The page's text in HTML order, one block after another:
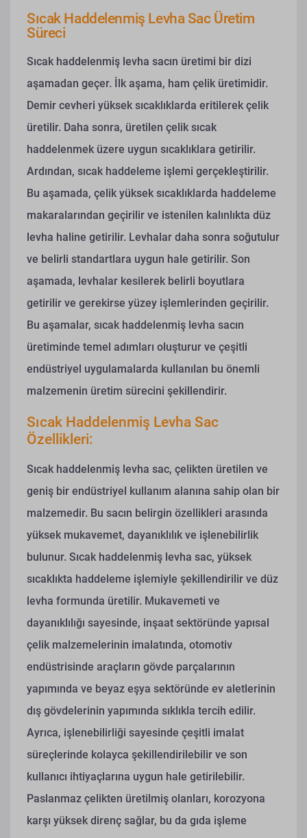
Sıcak Haddelenmiş Levha Sac Üretim
Süreci
Sıcak haddelenmiş levha sacın üretimi bir dizi
aşamadan geçer. İlk aşama, ham çelik üretimidir.
Demir cevheri yüksek sıcaklıklarda eritilerek çelik
üretilir. Daha sonra, üretilen çelik sıcak
haddelenmek üzere uygun sıcaklıklara getirilir.
Ardından, sıcak haddeleme işlemi gerçekleştirilir.
Bu aşamada, çelik yüksek sıcaklıklarda haddeleme
makaralarından geçirilir ve istenilen kalınlıkta düz
levha haline getirilir. Levhalar daha sonra soğutulur
ve belirli standartlara uygun hale getirilir. Son
aşamada, levhalar kesilerek belirli boyutlara
getirilir ve gerekirse yüzey işlemlerinden geçirilir.
Bu aşamalar, sıcak haddelenmiş levha sacın
üretiminde temel adımları oluşturur ve çeşitli
endüstriyel uygulamalarda kullanılan bu önemli
malzemenin üretim sürecini şekillendirir.
Sıcak Haddelenmiş Levha Sac
Özellikleri:
Sıcak haddelenmiş levha sac, çelikten üretilen ve
geniş bir endüstriyel kullanım alanına sahip olan bir
malzemedir. Bu sacın belirgin özellikleri arasında
yüksek mukavemet, dayanıklılık ve işlenebilirlik
bulunur. Sıcak haddelenmiş levha sac, yüksek
sıcaklıkta haddeleme işlemiyle şekillendirilir ve düz
levha formunda üretilir. Mukavemeti ve
dayanıklılığı sayesinde, inşaat sektöründe yapısal
çelik malzemelerinin imalatında, otomotiv
endüstrisinde araçların gövde parçalarının
yapımında ve beyaz eşya sektöründe ev aletlerinin
dış gövdelerinin yapımında sıklıkla tercih edilir.
Ayrıca, işlenebilirliği sayesinde çeşitli imalat
süreçlerinde kolayca şekillendirilebilir ve son
kullanıcı ihtiyaçlarına uygun hale getirilebilir.
Paslanmaz çelikten üretilmiş olanları, korozyona
karşı yüksek direnç sağlar, bu da gıda işleme